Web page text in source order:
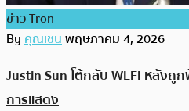
ข่าว Tron
Byคุณเชนพฤษภาคม 4, 2026
Justin Sun โต้กลับ WLFI หลังถู
การแสดง